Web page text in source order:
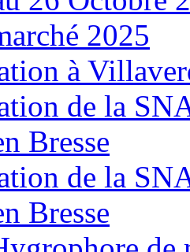
2025
à
de la
Bresse
de la
Bresse